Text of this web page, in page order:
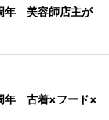
年 美容師店主が
年 古着×フード×